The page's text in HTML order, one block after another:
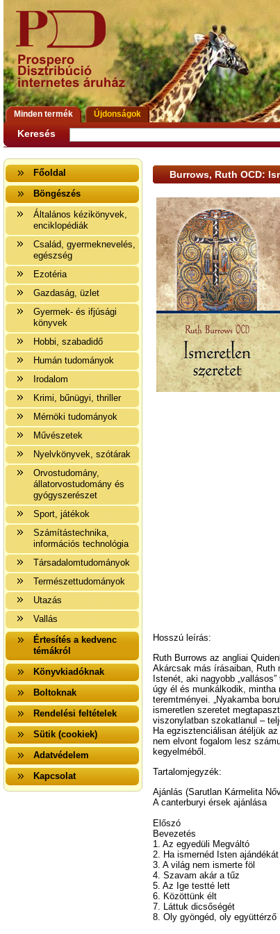
Minden termék Újdonságok
Keresés
Főoldal
Böngészés
Általános kézikönyvek,
enciklopédiák
Család, gyermeknevelés,
egészség
Ezotéria
Gazdaság, üzlet
Gyermek- és ifjúsági
könyvek
Hobbi, szabadidő
Humán tudományok
Irodalom
Krimi, bűnügyi, thriller
Mérnöki tudományok
Művészetek
Nyelvkönyvek, szótárak
Orvostudomány,
állatorvostudomány és
gyógyszerészet
Sport, játékok
Számítástechnika,
információs technológia
Társadalomtudományok
Természettudományok
Utazás
Vallás
Értesítés a kedvenc
témákról
Könyvkiadóknak
Boltoknak
Rendelési feltételek
Sütik (cookiek)
Adatvédelem
Kapcsolat
Burrows, Ruth OCD:
Hosszú leírás:
Ruth Burrows az angliai
Akárcsak más írásaiban, Ruth
Istenét, aki nagyobb
úgy él és munkálkodik, mintha
teremtményei. „Nyakamba
ismeretlen szeretet
viszonylatban szokatlanul –
Ha egzisztenciálisan átéljük
nem elvont fogalom lesz
kegyelméből.
Tartalomjegyzék:
Ajánlás (Sarutlan Kármelita
A canterburyi érsek ajánlása
Előszó
Bevezetés
1. Az egyedüli Megváltó
2. Ha ismernéd Isten ajándékát
3. A világ nem ismerte föl
4. Szavam akár a tűz
5. Az Ige testté lett
6. Közöttünk élt
7. Láttuk dicsőségét
8. Oly gyöngéd, oly együttérző